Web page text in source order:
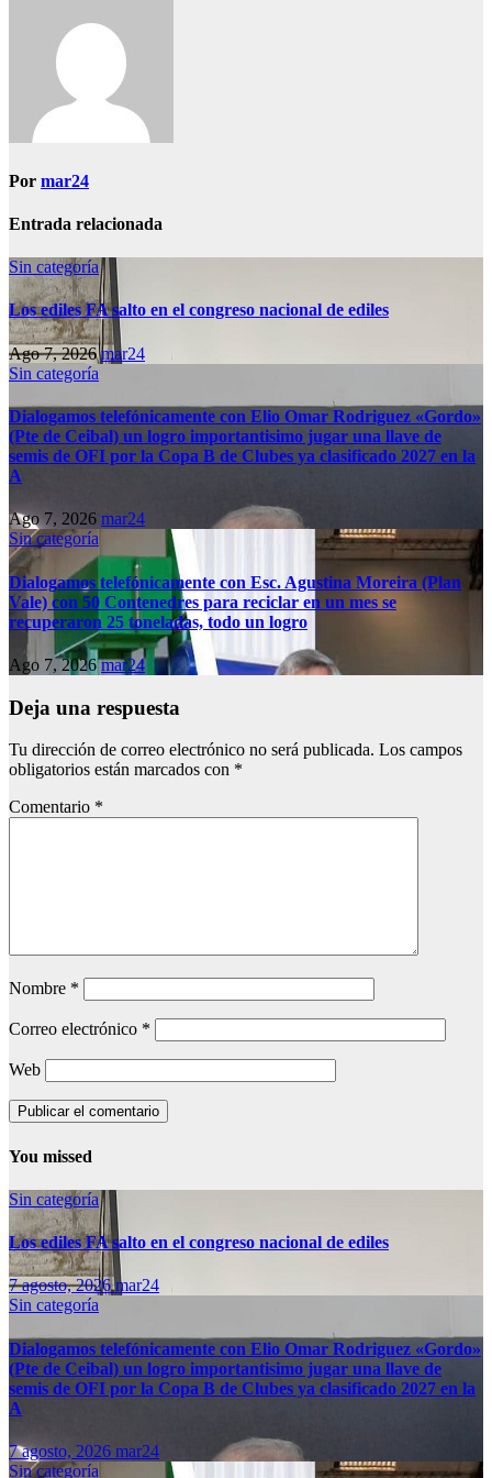
Por mar24
Entrada relacionada
Sin categoría
Los ediles FA salto en el congreso nacional de ediles
Ago 7, 2026mar24
Sin categoría
Dialogamos telefónicamente con Elio Omar Rodriguez «Gordo»
(Pte de Ceibal) un logro importantisimo jugar una llave de
semis de OFI por la Copa B de Clubes ya clasificado 2027 en la
A
Ago 7, 2026 mar24
Sin categoría
Dialogamos telefónicamente con Esc. Agustina Moreira (Plan
Vale) con 50 Contenedres para reciclar en un mes se
recuperaron 25 toneladas, todo un logro
Ago 7, 2026mar24
Deja una respuesta
Tu dirección de correo electrónico no será publicada. Los campos
obligatorios están marcados con *
Comentario *
Nombre *
Correo electrónico *
Web
You missed
Sin categoría
Los ediles FA salto en el congreso nacional de ediles
7 agosto, 2026mar24
Sin categoría
Dialogamos telefónicamente con Elio Omar Rodriguez «Gordo»
(Pte de Ceibal) un logro importantisimo jugar una llave de
semis de OFI por la Copa B de Clubes ya clasificado 2027 en la
A
7 agosto, 2026 mar24
Sin categoría